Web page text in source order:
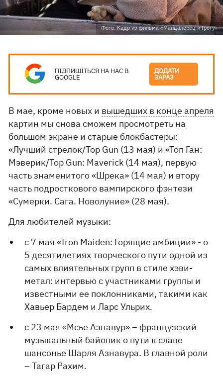
Фото: Кадр из фильма «Мандалорец и Грогу»
ПІДПИШІТЬСЯ НА НАС В
GOOGLE
ДОДАТИ
ЗАРАЗ
В мае, кроме новых и вышедших в конце апреля
картин мы снова сможем просмотреть на
большом экране и старые блокбастеры:
«Лучший стрелок/Top Gun (13 мая) и «Топ Ган:
Мэверик/Top Gun: Maverick (14 мая), первую
часть знаменитого «Шрека» (14 мая) и втору
часть подросткового вампирского фэнтези
«Сумерки. Сага. Новолуние» (28 мая).
Для любителей музыки:
с 7 мая «Iron Maiden: Горящие амбиции» - о
5 десятилетиях творческого пути одной из
самых влиятельных групп в стиле хэви-
метал: интервью с участниками группы и
известными ее поклонниками, такими как
Хавьер Бардем и Ларс Ульрих.
с 23 мая «Мсье Азнавур» – французский
музыкальный байопик о пути к славе
шансонье Шарля Азнавура. В главной роли
– Тагар Рахим.